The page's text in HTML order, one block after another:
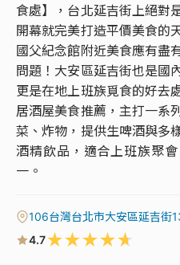
食處】，台北延吉街上絕對
開幕就完美打造平價美食的
國父紀念館附近美食應有盡
問題！大安區延吉街也是國
更是在地上班族覓食的好去
居酒屋美食推薦，主打一系
菜、炸物，提供生啤酒與多
酒精飲品，適合上班族聚
一。
106台灣台北市大安區延吉街
4.7★★★★★